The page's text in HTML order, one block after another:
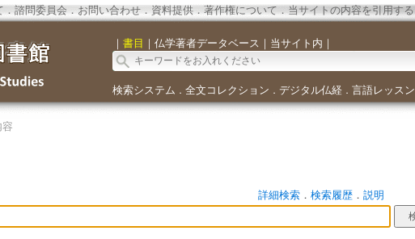
． 諮問委員会． お問い合わせ． 資料提供． 著作権について．当サイトの内容を引用する
｜ 書目 ｜ 仏学著者データベース ｜ 当サイト内 ｜
検索システム ． 全文コレクション ． デジタル仏経． 言語レッスン
詳細検索． 検索履歴． 説明